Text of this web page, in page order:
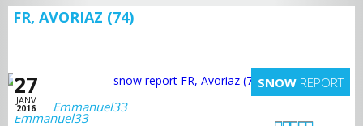
FR, AVORIAZ (74)
27
JANV
2016
SNOW REPORT
Emmanuel33